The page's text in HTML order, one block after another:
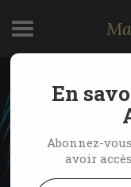
Trou
En
Abonnez-
avoir
Saisissez votre adresse e-mail…